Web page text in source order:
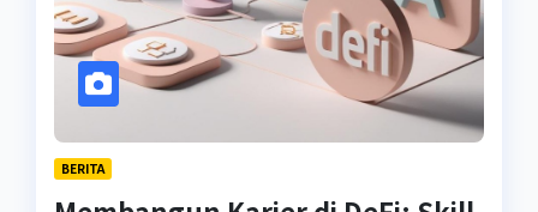
BERITA